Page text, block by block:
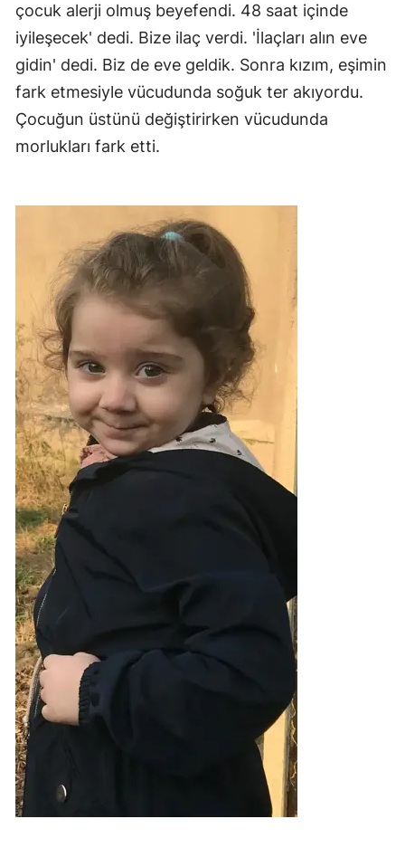
çocuk alerji olmuş beyefendi. 48 saat içinde
iyileşecek' dedi. Bize ilaç verdi. 'İlaçları alın eve
gidin' dedi. Biz de eve geldik. Sonra kızım, eşimin
fark etmesiyle vücudunda soğuk ter akıyordu.
Çocuğun üstünü değiştirirken vücudunda
morlukları fark etti.